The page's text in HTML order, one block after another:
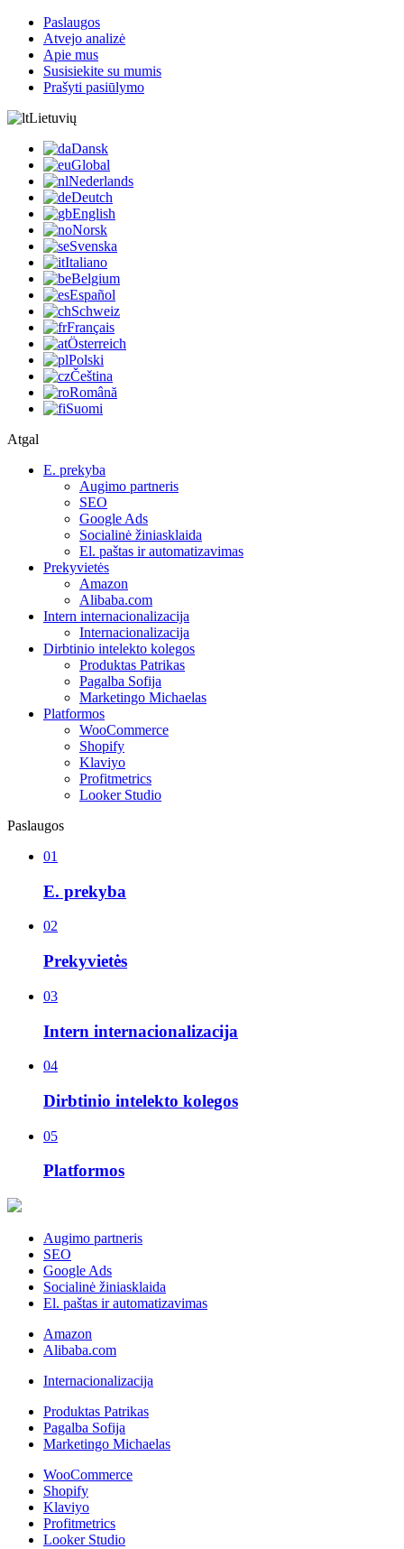
Paslaugos
Atvejo analizė
Apie mus
Susisiekite su mumis
Prašyti pasiūlymo
Lietuvių
Dansk
Global
Nederlands
Deutch
English
Norsk
Svenska
Italiano
Belgium
Español
Schweiz
Français
Österreich
Polski
Čeština
Română
Suomi
Atgal
E. prekyba
Augimo partneris
SEO
Google Ads
Socialinė žiniasklaida
El. paštas ir automatizavimas
Prekyvietės
Amazon
Alibaba.com
Intern internacionalizacija
Internacionalizacija
Dirbtinio intelekto kolegos
Produktas Patrikas
Pagalba Sofija
Marketingo Michaelas
Platformos
WooCommerce
Shopify
Klaviyo
Profitmetrics
Looker Studio
Paslaugos
01
E. prekyba
02
Prekyvietės
03
Intern internacionalizacija
04
Dirbtinio intelekto kolegos
05
Platformos
Augimo partneris
SEO
Google Ads
Socialinė žiniasklaida
El. paštas ir automatizavimas
Amazon
Alibaba.com
Internacionalizacija
Produktas Patrikas
Pagalba Sofija
Marketingo Michaelas
WooCommerce
Shopify
Klaviyo
Profitmetrics
Looker Studio